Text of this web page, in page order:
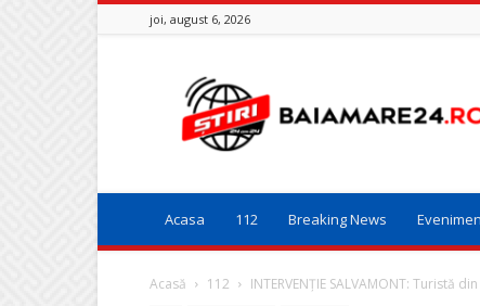
joi, august 6, 2026
Baia
Mare
24
Acasa 112 Breaking News
Acasă 112 INTERVENȚIE SALVAMONT: Turistă